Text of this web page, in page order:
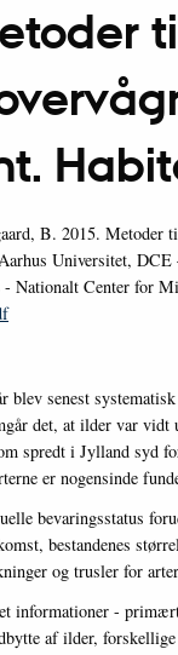
B. 2015. Metoder
Universitet,
Nationalt Center for
blev senest
det, at ilder var vidt
spredt i Jylland syd
er nogensinde
bevaringsstatus
bestandenes
og trusler for
informationer -
af ilder,